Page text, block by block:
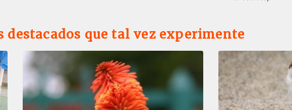
destacados que tal vez experimente